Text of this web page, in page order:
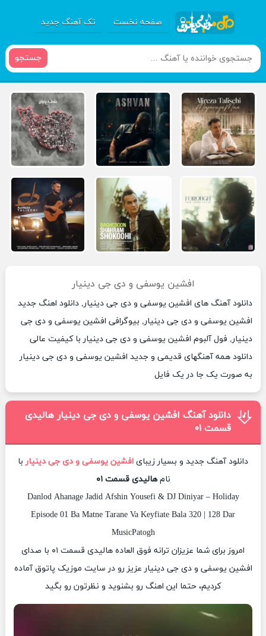
صفحه نخست تک آهنگ جدید
جستجو
افشین یوسفی و دی جی دینیار
دانلود آهنگ های افشین یوسفی و دی جی دینیار, دانلود اهنگ جدید
افشین یوسفی و دی جی دینیار, بیوگرافی افشین یوسفی و دی جی
دینیار, فول آلبوم افشین یوسفی و دی جی دینیار با کیفیت عالی
دانلود همه آهنگهای قدیمی و جدید افشین یوسفی و دی جی دینیار
به صورت یک جا در یک فایل
دانلود آهنگ افشین یوسفی و دی جی دینیار هالیدی
قسمت ۰۱
دانلود آهنگ جدید و بسیار زیبای افشین یوسفی و دی جی دینیار با
نامهالیدی قسمت ۰۱
Danlod Ahanage Jadid Afshin Yousefi & DJ Diniyar – Holiday
Episode 01 Ba Matne Tarane Va Keyfiate Bala 320 | 128 Dar
MusicPatogh
امروز برای شما عزیزان ترانه فوق العاده هالیدی قسمت ۰۱ با صدای
افشین یوسفی و دی جی دینیار عزیز رو در سایت موزیک پاتوق آماده
کردیم، حتما این اهنگ رو بشنوید و نظرتون رو بگید